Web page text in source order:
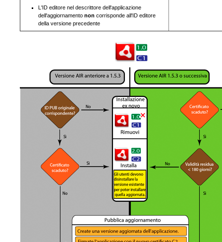
L'ID editore nel descrittore dell'applicazione
dell'aggiornamento non corrisponde all'ID editore
della versione precedente